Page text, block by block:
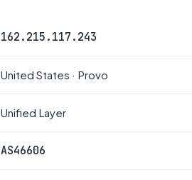
162.215.117.243
United States · Provo
Unified Layer
AS46606